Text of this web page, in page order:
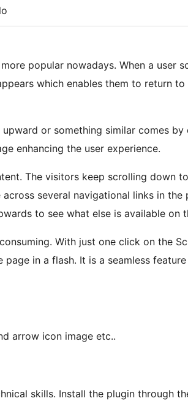
popular nowadays. When a user
which enables them to return
or something similar comes by
enhancing the user experience.
The visitors keep scrolling down
several navigational links in the
to see what else is available on
With just one click on the
in a flash. It is a seamless
arrow icon image etc..
skills. Install the plugin through